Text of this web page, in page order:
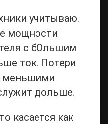
учитываю.
мощности
с бОльшим
ток. Потери
меньшими
дольше.
касается как